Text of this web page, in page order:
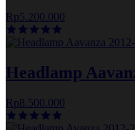
Rp5.200.000
Headlamp
Rp8.500.000